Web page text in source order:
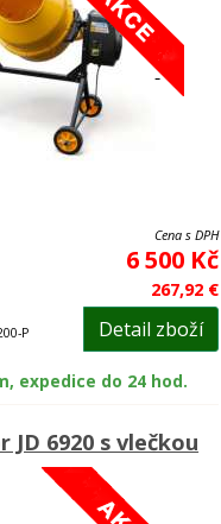
Cena s DPH
6 500 Kč
267,92 €
P
Detail zboží
expedice do 24 hod.
JD 6920 s vlečkou